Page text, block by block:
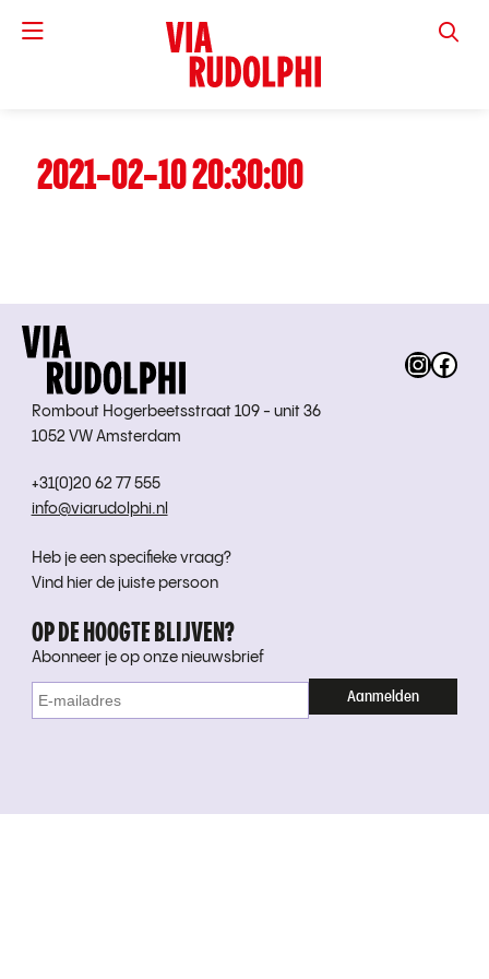
VIA
2021-02-10 20:30:00
Rombout Hogerbeetsstraat 109 - unit 36
1052 VW Amsterdam
+31(0)20 62 77 555
info@viarudolphi.nl
Heb je een specifieke vraag?
Vind hier de juiste persoon
OP DE HOOGTE BLIJVEN?
Abonneer je op onze nieuwsbrief